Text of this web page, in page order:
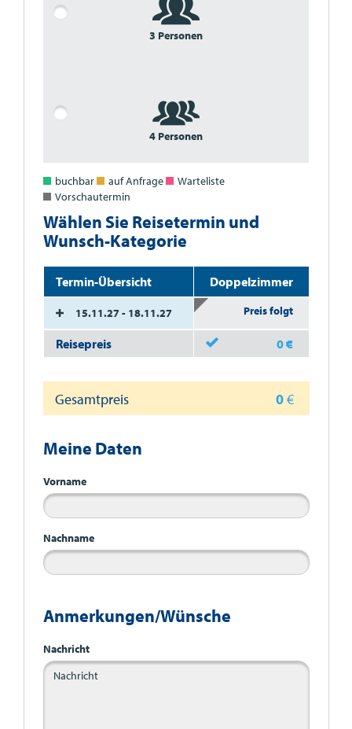
3 Personen
4 Personen
buchbar auf Anfrage
Warteliste
Vorschautermin
Wählen Sie Reisetermin und
Wunsch-Kategorie
Termin-Übersicht Doppelzimmer
Reisepreis 0€
15.11.27 - 18.11.27 Preis folgt
Gesamtpreis 0€
Meine Daten
Vorname
Nachname
Anmerkungen/Wünsche
Nachricht